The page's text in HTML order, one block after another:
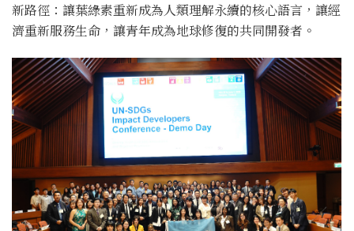
新路徑：讓葉綠素重新成為人類理解永續的核心語言，讓經
濟重新服務生命，讓青年成為地球修復的共同開發者。